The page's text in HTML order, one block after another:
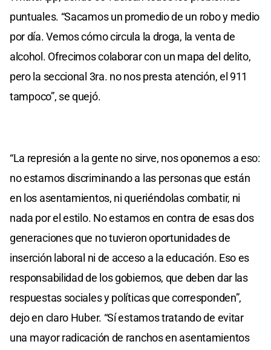
puntuales. “Sacamos un promedio de un robo y medio
por día. Vemos cómo circula la droga, la venta de
alcohol. Ofrecimos colaborar con un mapa del delito,
pero la seccional 3ra. no nos presta atención, el 911
tampoco”, se quejó.
“La represión a la gente no sirve, nos oponemos a eso:
no estamos discriminando a las personas que están
en los asentamientos, ni queriéndolas combatir, ni
nada por el estilo. No estamos en contra de esas dos
generaciones que no tuvieron oportunidades de
inserción laboral ni de acceso a la educación. Eso es
responsabilidad de los gobiernos, que deben dar las
respuestas sociales y políticas que corresponden”,
dejo en claro Huber. “Sí estamos tratando de evitar
una mayor radicación de ranchos en asentamientos